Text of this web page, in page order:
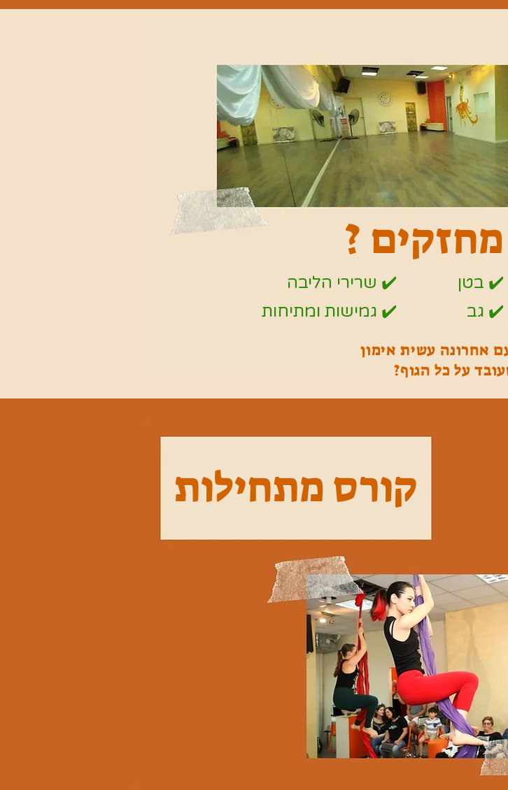
?
✔️ בטן
✔️ גב
✔️ שרירי הליבה
✔️ גמישות ומתיחות
אחרונה עשית אימון
על כל הגוף?
קורס מתחילות